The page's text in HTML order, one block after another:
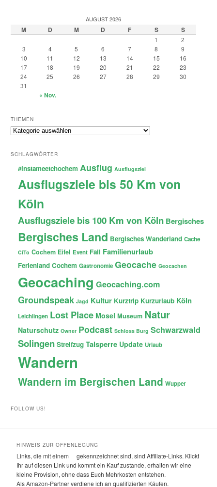
AUGUST 2026
M D M D F S S
1
2
3
4 5 6 7 8
9
10
11 12 13 14 15
16
17
18 19 20 21 22
23
24
25 26 27 28 29
30
31
« Nov.
THEMEN
Themen
SCHLAGWÖRTER
#instameetchochem Ausflug Ausflugsziel
Ausflugsziele bis 50 Km von
Köln
Ausflugsziele bis 100 Km von Köln Bergisches
Bergisches Land Bergisches Wanderland Cache
CiTo Cochem Eifel Event Fail Familienurlaub
Ferienland Cochem Gastronomie Geocache Geocachen
Geocaching Geocaching.com
Groundspeak Jagd Kultur Kurztrip Kurzurlaub Köln
Leichlingen Lost Place Mosel Museum Natur
Naturschutz Owner Podcast Schloss Burg Schwarzwald
Solingen Streifzug Talsperre Update Urlaub
Wandern
Wandern im Bergischen Land Wupper
FOLLOW US!
HINWEIS ZUR OFFENLEGUNG
Links, die mit einem
gekennzeichnet sind, sind Affiliate-Links. Klickt
Ihr auf diesen Link und kommt ein Kauf zustande, erhalten wir eine
kleine Provision, ohne dass Euch Mehrkosten entstehen.
Als Amazon-Partner verdiene ich an qualifizierten Käufen.